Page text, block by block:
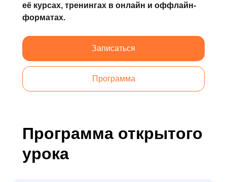
Записаться
Программа
её курсах, тренингах в онлайн и оффлайн-
форматах.
Программа открытого
урока